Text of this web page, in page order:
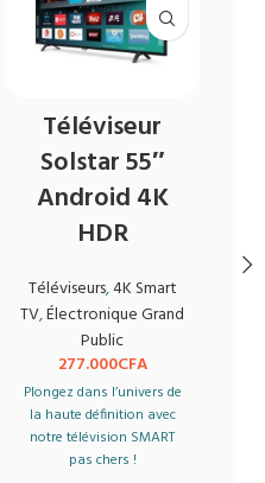
Téléviseur
Solstar 55″
Android 4K
HDR
Téléviseurs,4K Smart
TV,Électronique Grand
Public
277.000CFA
Plongez dans l’univers de
la haute définition avec
notre télévision SMART
pas chers !